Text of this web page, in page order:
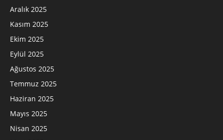
Aralık 2025
Kasım 2025
Ekim 2025
Eylül 2025
Ağustos 2025
Temmuz 2025
Haziran 2025
Mayıs 2025
Nisan 2025